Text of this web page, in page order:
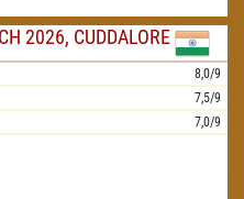
2026, CUDDALORE
8,0/9
7,5/9
7,0/9